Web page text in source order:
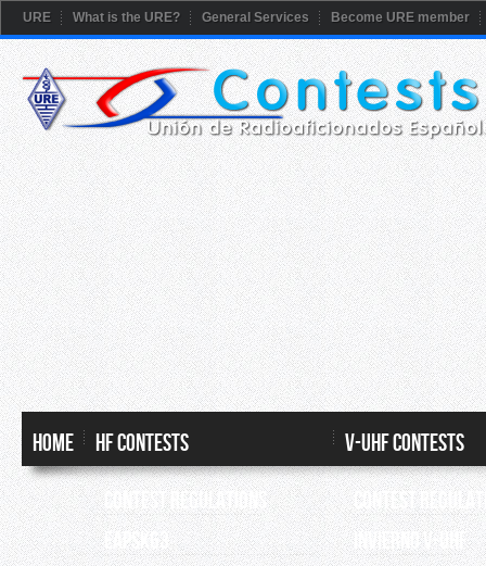
URE What is the URE? General Services Become URE member
HOME
HF CONTESTS
Contest Regulations
EAPSK63
V-UHF CONTESTS
Contest
INVIERNO V-UHF